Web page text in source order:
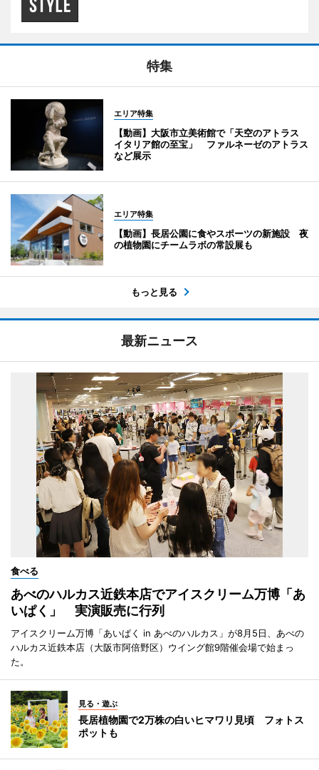
特集
エリア特集
【動画】大阪市立美術館で「天空のアトラス
イタリア館の至宝」 ファルネーゼのアトラス
など展示
エリア特集
【動画】長居公園に食やスポーツの新施設 夜
の植物園にチームラボの常設展も
もっと見る
最新ニュース
食べる
あべのハルカス近鉄本店でアイスクリーム万博「あ
いぱく」 実演販売に行列
アイスクリーム万博「あいぱく in あべのハルカス」が8月5日、あべの
ハルカス近鉄本店（大阪市阿倍野区）ウイング館9階催会場で始まっ
た。
見る・遊ぶ
長居植物園で2万株の白いヒマワリ見頃 フォトス
ポットも